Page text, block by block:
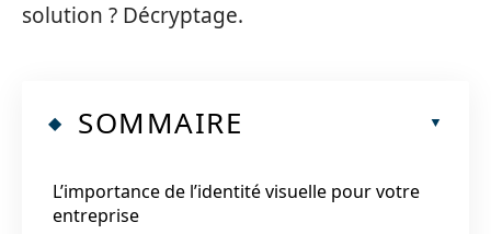
solution ? Décryptage.
SOMMAIRE
L’importance de l’identité visuelle pour votre
entreprise